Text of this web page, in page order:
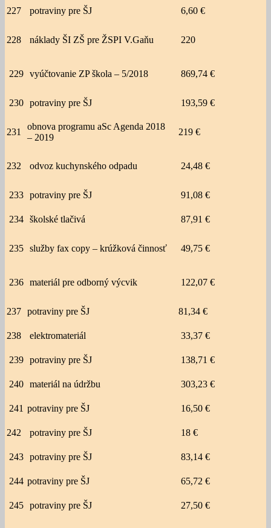
227 potraviny pre ŠJ 6,60 €
228 náklady ŠI ZŠ pre ŽSPI V.Gaňu 220
229 vyúčtovanie ZP škola – 5/2018 869,74 €
230 potraviny pre ŠJ 193,59 €
231
obnova programu aSc Agenda 2018
– 2019
219 €
232 odvoz kuchynského odpadu 24,48 €
233 potraviny pre ŠJ 91,08 €
234 školské tlačivá 87,91 €
235 služby fax copy – krúžková činnosť 49,75 €
236 materiál pre odborný výcvik 122,07 €
237 potraviny pre ŠJ 81,34 €
238 elektromateriál 33,37 €
239 potraviny pre ŠJ 138,71 €
240 materiál na údržbu 303,23 €
241 potraviny pre ŠJ 16,50 €
242 potraviny pre ŠJ 18 €
243 potraviny pre ŠJ 83,14 €
244 potraviny pre ŠJ 65,72 €
245 potraviny pre ŠJ 27,50 €